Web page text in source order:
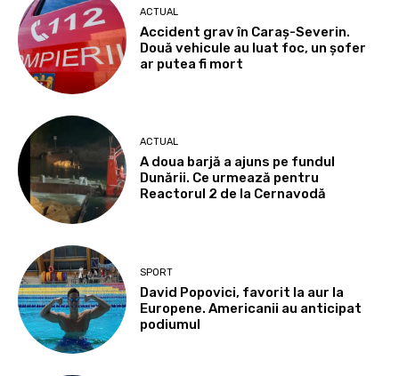
ACTUAL
Accident grav în Caraș-Severin.
Două vehicule au luat foc, un șofer
ar putea fi mort
ACTUAL
A doua barjă a ajuns pe fundul
Dunării. Ce urmează pentru
Reactorul 2 de la Cernavodă
SPORT
David Popovici, favorit la aur la
Europene. Americanii au anticipat
podiumul